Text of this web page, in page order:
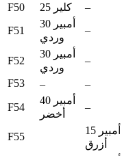
F50
25 كلير –
F51
30 أمبير
وردي
–
F52
30 أمبير
وردي
–
F53
– –
F54
40 أمبير
أخضر
–
F55
15 أمبير
أزرق